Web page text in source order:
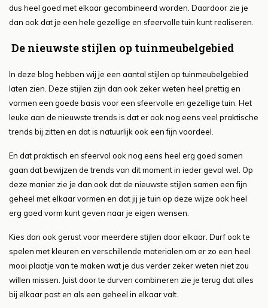
dus heel goed met elkaar gecombineerd worden. Daardoor zie je
dan ook dat je een hele gezellige en sfeervolle tuin kunt realiseren.
De nieuwste stijlen op tuinmeubelgebied
In deze blog hebben wij je een aantal stijlen op tuinmeubelgebied
laten zien. Deze stijlen zijn dan ook zeker weten heel prettig en
vormen een goede basis voor een sfeervolle en gezellige tuin. Het
leuke aan de nieuwste trends is dat er ook nog eens veel praktische
trends bij zitten en dat is natuurlijk ook een fijn voordeel.
En dat praktisch en sfeervol ook nog eens heel erg goed samen
gaan dat bewijzen de trends van dit moment in ieder geval wel. Op
deze manier zie je dan ook dat de nieuwste stijlen samen een fijn
geheel met elkaar vormen en dat jij je tuin op deze wijze ook heel
erg goed vorm kunt geven naar je eigen wensen.
Kies dan ook gerust voor meerdere stijlen door elkaar. Durf ook te
spelen met kleuren en verschillende materialen om er zo een heel
mooi plaatje van te maken wat je dus verder zeker weten niet zou
willen missen. Juist door te durven combineren zie je terug dat alles
bij elkaar past en als een geheel in elkaar valt.